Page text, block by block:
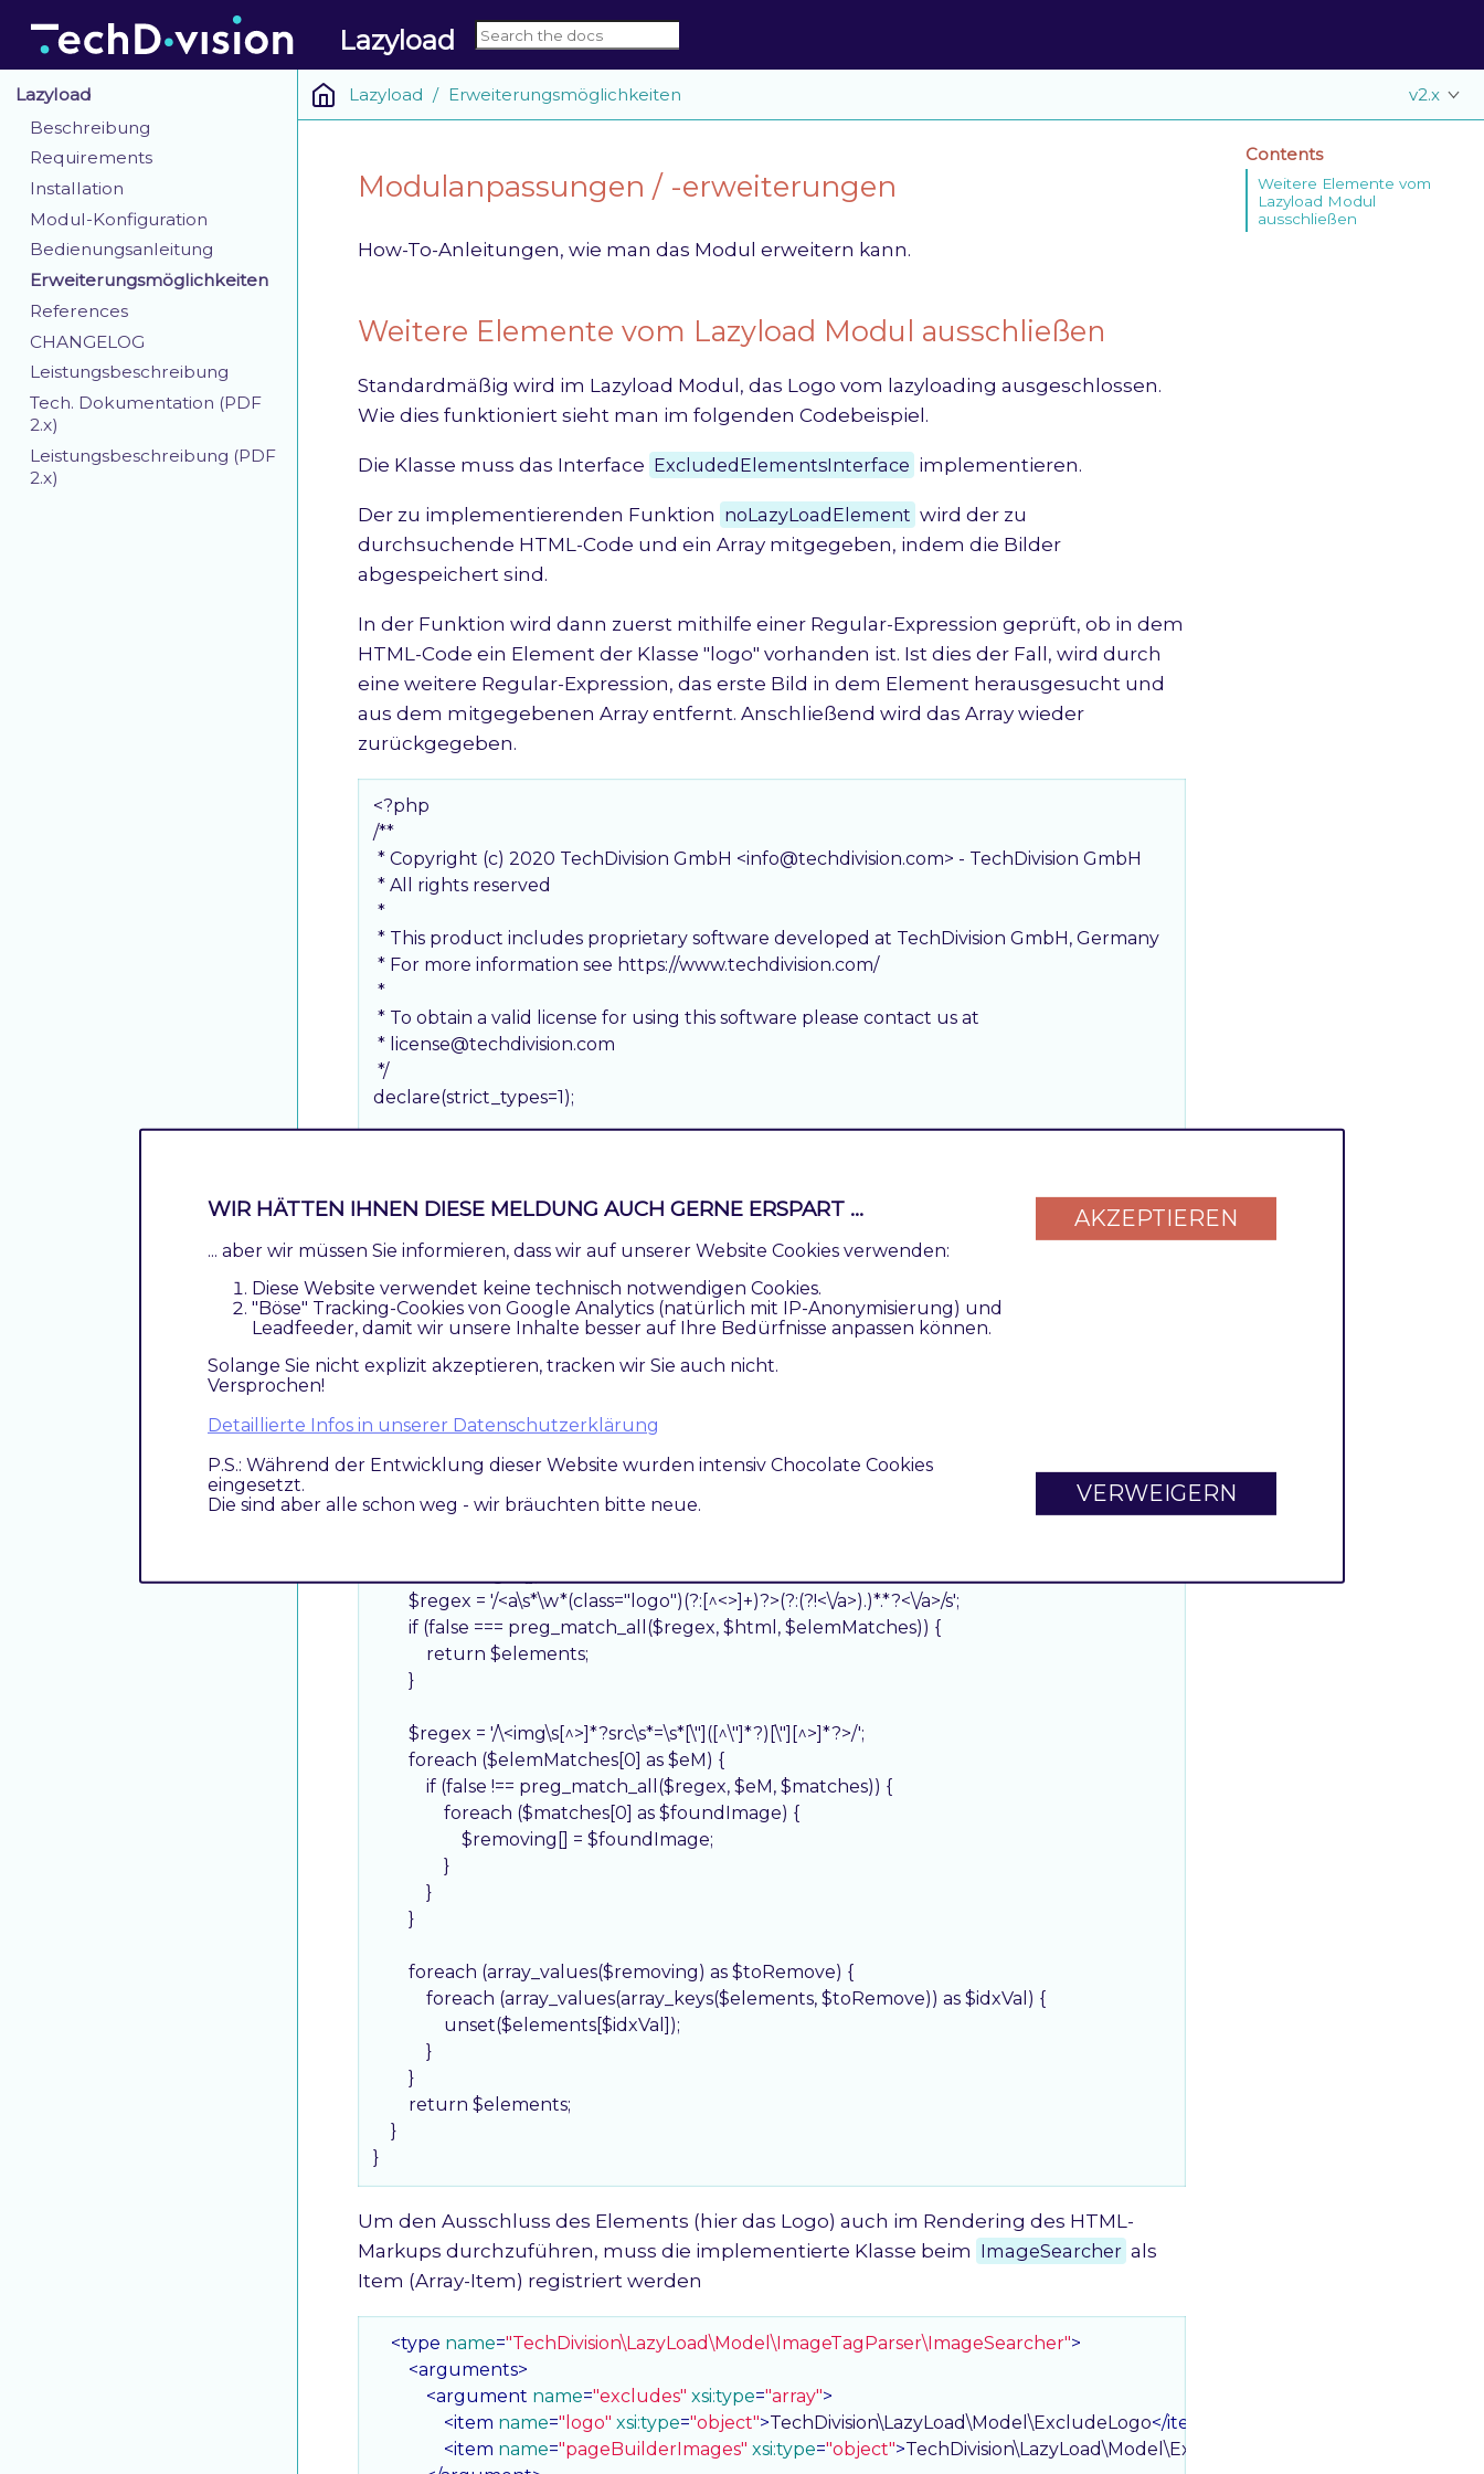
Lazyload
Lazyload
Beschreibung
Requirements
Installation
Modul-Konfiguration
Bedienungsanleitung
Erweiterungsmöglichkeiten
References
CHANGELOG
Leistungsbeschreibung
Tech. Dokumentation (PDF
2.x)
Leistungsbeschreibung (PDF
2.x)
Lazyload Erweiterungsmöglichkeiten v2.x
Contents
Weitere Elemente vom
Lazyload Modul
ausschließen
Modulanpassungen / -erweiterungen
How-To-Anleitungen, wie man das Modul erweitern kann.
Weitere Elemente vom Lazyload Modul ausschließen
Standardmäßig wird im Lazyload Modul, das Logo vom lazyloading ausgeschlossen.
Wie dies funktioniert sieht man im folgenden Codebeispiel.
Die Klasse muss das Interface ExcludedElementsInterface implementieren.
Der zu implementierenden Funktion noLazyLoadElement wird der zu
durchsuchende HTML-Code und ein Array mitgegeben, indem die Bilder
abgespeichert sind.
In der Funktion wird dann zuerst mithilfe einer Regular-Expression geprüft, ob in dem
HTML-Code ein Element der Klasse "logo" vorhanden ist. Ist dies der Fall, wird durch
eine weitere Regular-Expression, das erste Bild in dem Element herausgesucht und
aus dem mitgegebenen Array entfernt. Anschließend wird das Array wieder
zurückgegeben.
<?php
/**
* Copyright (c) 2020 TechDivision GmbH <info@techdivision.com> - TechDivision GmbH
* All rights reserved
*
* This product includes proprietary software developed at TechDivision GmbH, Germany
* For more information see https://www.techdivision.com/
*
* To obtain a valid license for using this software please contact us at
* license@techdivision.com
*/
declare(strict_types=1);
use TechDivision\LazyLoad\Model\ImageTagParser\ImageReplacer;
/**
* @copyright   Copyright (c) 2020 TechDivision GmbH (https://www.techdivision.com)
* @site        https://www.techdivision.com/
* @author     MET<met@techdivision.com>
*/
     * @inheritDoc
     */
    public function noLazyLoadElement(string $html, array $elements): array
        $regex = '/<a\s*\w*(class="logo")(?:[^<>]+)?>(?:(?!<\/a>).)*.*?<\/a>/s';
        if (false === preg_match_all($regex, $html, $elemMatches)) {
            return $elements;
        }
        $regex = '/\<img\s[^>]*?src\s*=\s*[\"]([^\"]*?)[\"][^>]*?>/';
        foreach ($elemMatches[0] as $eM) {
            if (false !== preg_match_all($regex, $eM, $matches)) {
                foreach ($matches[0] as $foundImage) {
                    $removing[] = $foundImage;
                }
            }
        }
        foreach (array_values($removing) as $toRemove) {
            foreach (array_values(array_keys($elements, $toRemove)) as $idxVal) {
                unset($elements[$idxVal]);
            }
        }
        return $elements;
    }
}
Um den Ausschluss des Elements (hier das Logo) auch im Rendering des HTML-
Markups durchzuführen, muss die implementierte Klasse beim ImageSearcher als
Item (Array-Item) registriert werden
<type name="TechDivision\LazyLoad\Model\ImageTagParser\ImageSearcher">
<arguments>
<argument name="excludes" xsi:type="array">
<item name="logo" xsi:type="object">TechDivision\LazyLoad\Model\ExcludeLogo</item
<item name="pageBuilderImages" xsi:type="object">TechDivision\LazyLoad\Model\ExcludePageBuilderImages
WIR HÄTTEN IHNEN DIESE MELDUNG AUCH GERNE ERSPART ...
... aber wir müssen Sie informieren, dass wir auf unserer Website Cookies verwenden:
Diese Website verwendet keine technisch notwendigen Cookies.
"Böse" Tracking-Cookies von Google Analytics (natürlich mit IP-Anonymisierung) und
Leadfeeder, damit wir unsere Inhalte besser auf Ihre Bedürfnisse anpassen können.
Solange Sie nicht explizit akzeptieren, tracken wir Sie auch nicht.
Versprochen!
Detaillierte Infos in unserer Datenschutzerklärung
P.S.: Während der Entwicklung dieser Website wurden intensiv Chocolate Cookies
eingesetzt.
Die sind aber alle schon weg - wir bräuchten bitte neue.
AKZEPTIEREN
VERWEIGERN